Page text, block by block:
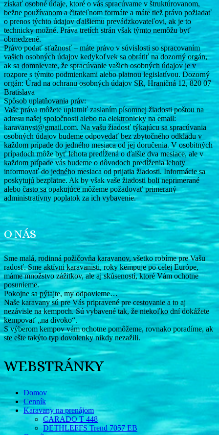
získať osobné údaje, ktoré o vás spracúvame v štruktúrovanom,
bežne používanom a čitateľnom formáte a máte tiež právo požiadať
o prenos týchto údajov ďalšiemu prevádzkovateľovi, ak je to
technicky možné. Práva tretích strán však týmto nemôžu byť
obmedzené.
Právo podať sťažnosť – máte právo v súvislosti so spracovaním
vašich osobných údajov kedykoľvek sa obrátiť na dozorný orgán,
ak sa domnievate, že spracúvanie vašich osobných údajov je v
rozpore s týmito podmienkami alebo platnou legislatívou. Dozorný
orgán: Úrad na ochranu osobných údajov SR, Hraničná 12, 820 07
Bratislava
Spôsob uplatňovania práv:
Vaše práva môžete uplatniť zaslaním písomnej žiadosti poštou na
adresu našej spoločnosti alebo na elektronicky na email:
karavanyst@gmail.com. Na vašu žiadosť týkajúcu sa spracúvania
osobných údajov budeme odpovedať bez zbytočného odkladu v
každom prípade do jedného mesiaca od jej doručenia. V osobitných
prípadoch môže byť lehota predĺžená o ďalšie dva mesiace, ale v
každom prípade vás budeme o dôvodoch predĺženia lehoty
informovať do jedného mesiaca od prijatia žiadosti. Informácie sa
poskytujú bezplatne. Ak by však vaše žiadosti boli neprimerané
alebo často sa opakujúce môžeme požadovať primeraný
administratívny poplatok za ich vybavenie.
O NÁS
Sme malá, rodinná požičovňa karavanov, všetko robíme pre Vašu
radosť. Sme aktívni karavanisti, roky kempuje po celej Európe,
máme množstvo zážitkov, ale aj skúseností, ktoré Vám ochotne
posunieme.
Pokojne sa pýtajte, my odpovieme…
Naše karavany sú pre Vás pripravené pre cestovanie a to aj
nezávisle na kempoch. Sú vybavené tak, že niekoľko dní dokážete
kempovať „na divoko“.
S výberom kempov vám ochotne pomôžeme, rovnako poradíme, ak
ste ešte takýto typ dovolenky nikdy nezažili.
WEBSTRÁNKY
Domov
Cenník
Karavany na prenájom
CARADO T 448
DETHLEFFS Trend 7057 EB